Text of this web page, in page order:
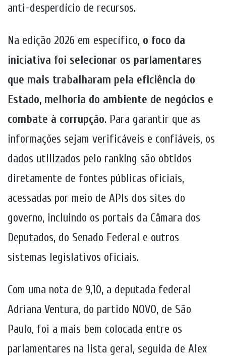
anti-desperdício de recursos.
Na edição 2026 em específico, o foco da
iniciativa foi selecionar os parlamentares
que mais trabalharam pela eficiência do
Estado, melhoria do ambiente de negócios e
combate à corrupção. Para garantir que as
informações sejam verificáveis e confiáveis, os
dados utilizados pelo ranking são obtidos
diretamente de fontes públicas oficiais,
acessadas por meio de APIs dos sites do
governo, incluindo os portais da Câmara dos
Deputados, do Senado Federal e outros
sistemas legislativos oficiais.
Com uma nota de 9,10, a deputada federal
Adriana Ventura, do partido NOVO, de São
Paulo, foi a mais bem colocada entre os
parlamentares na lista geral, seguida de Alex